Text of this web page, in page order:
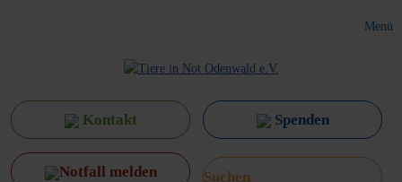
Menü
Kontakt Spenden
Notfall melden